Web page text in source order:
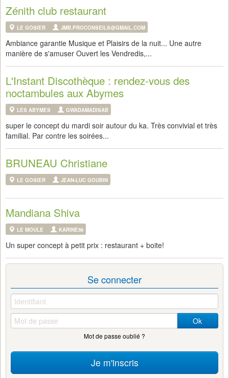
Zénith club restaurant
LE GOSIER JMB.PROCONSEILS@GMAIL.COM
Ambiance garantie Musique et Plaisirs de la nuit... Une autre
manière de s'amuser Ouvert les Vendredis,...
L'Instant Discothèque : rendez-vous des
noctambules aux Abymes
LES ABYMES GWADAMADISAB
super le concept du mardi soir autour du ka. Très convivial et très
familial. Par contre les soirées...
BRUNEAU Christiane
LE GOSIER JEAN-LUC GOUBIN
Mandiana Shiva
LE MOULE KARINE56
Un super concept à petit prix : restaurant + boite!
Se connecter
Ok
Mot de passe oublié ?
Je m'inscris